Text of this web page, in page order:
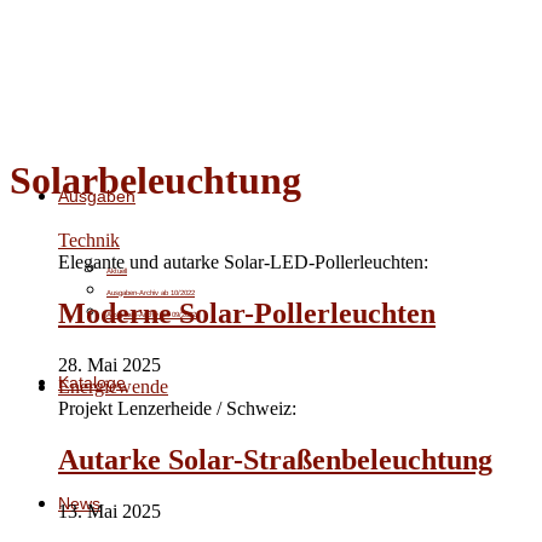
Ausgaben
Aktuell
Ausgaben-Archiv ab 10/2022
Ausgaben-Archiv bis 09/2022
Kataloge
News
Solarbeleuchtung
Technik
Elegante und autarke Solar-LED-Pollerleuchten:
Moderne Solar-Pollerleuchten
28. Mai 2025
Energiewende
Projekt Lenzerheide / Schweiz:
Autarke Solar-Straßenbeleuchtung
13. Mai 2025